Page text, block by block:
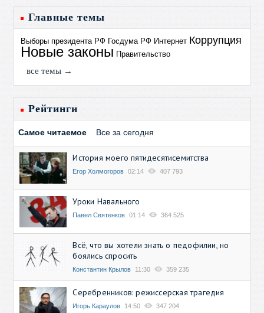
Главные темы
Выборы президента РФ Госдума РФ Интернет Коррупция
Новые законы Правительство
все темы →
Рейтинги
Самое читаемое Все за сегодня
История моего пятидесятисемитства
Егор Холмогоров 02:14 407 793
Уроки Навального
Павел Святенков 01:14 364 525
Всё, что вы хотели знать о педофилии, но
боялись спросить
Константин Крылов 11:30 359 235
Серебренников: режиссерская трагедия
Игорь Караулов 14:50 347 204